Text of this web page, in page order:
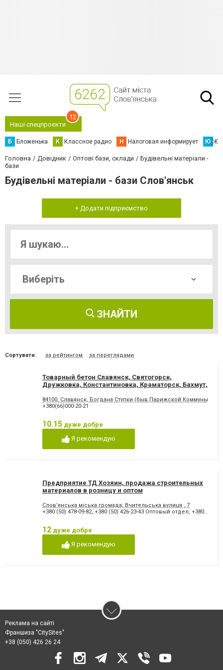
Наші спецпроєкти
12
Б Бложенька К Классное радио Н Налоговая информирует Ю
Головна Довідник Оптові бази, склади
Будівельні матеріали -
бази
Будівельні матеріали - бази Слов'янськ
+ Додати підприємство
ЗНАЙТИ
Сортувати: за рейтингом за переглядами
Товарный бетон Славянск, Святогорск,
Дружковка, Константиновка, Краматорск, Бахмут,
84100, Славянск, Богдана Ступки (быв.Парижской Коммуны), 25
+380(66)000-20-21
10.15 дуже добре
Я рекомендую
Предприятие ТД Хозяин, продажа строительных
материалов в розницу и оптом
Слов’янська міська громада, Вчительська вулиця , 7
+380 (50) 478-09-82, +380 (50) 426-23-43 Оптовый отдел, +380 (50) 471-42-32 Оптовый отдел
12 дуже добре
Я рекомендую
Реклама на сайті
Франшиза "CitySites"
+38 (050) 426 26 24